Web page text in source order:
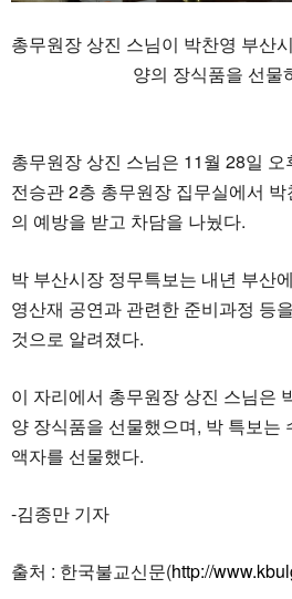
총무원장 상진 스님이 박찬영 부산
양의 장식품을 선물
총무원장 상진 스님은 11월 28일
전승관 2층 총무원장 집무실에서
의 예방을 받고 차담을 나눴다.
박 부산시장 정무특보는 내년 부산
영산재 공연과 관련한 준비과정 등
것으로 알려졌다.
이 자리에서 총무원장 상진 스님은
양 장식품을 선물했으며, 박 특보는
액자를 선물했다.
-김종만 기자
출처 : 한국불교신문(http://